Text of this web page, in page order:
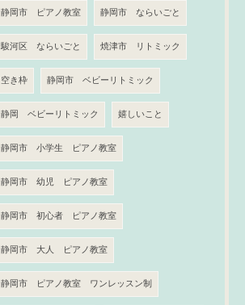
静岡市 ピアノ教室 静岡市 ならいごと
駿河区 ならいごと 焼津市 リトミック
空き枠 静岡市 ベビーリトミック
静岡 ベビーリトミック 嬉しいこと
静岡市 小学生 ピアノ教室
静岡市 幼児 ピアノ教室
静岡市 初心者 ピアノ教室
静岡市 大人 ピアノ教室
静岡市 ピアノ教室 ワンレッスン制